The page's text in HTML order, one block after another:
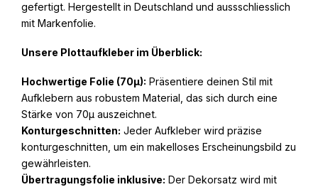
gefertigt. Hergestellt in Deutschland und aussschliesslich
mit Markenfolie.
Unsere Plottaufkleber im Überblick:
Hochwertige Folie (70µ): Präsentiere deinen Stil mit
Aufklebern aus robustem Material, das sich durch eine
Stärke von 70µ auszeichnet.
Konturgeschnitten: Jeder Aufkleber wird präzise
konturgeschnitten, um ein makelloses Erscheinungsbild zu
gewährleisten.
Übertragungsfolie inklusive: Der Dekorsatz wird mit